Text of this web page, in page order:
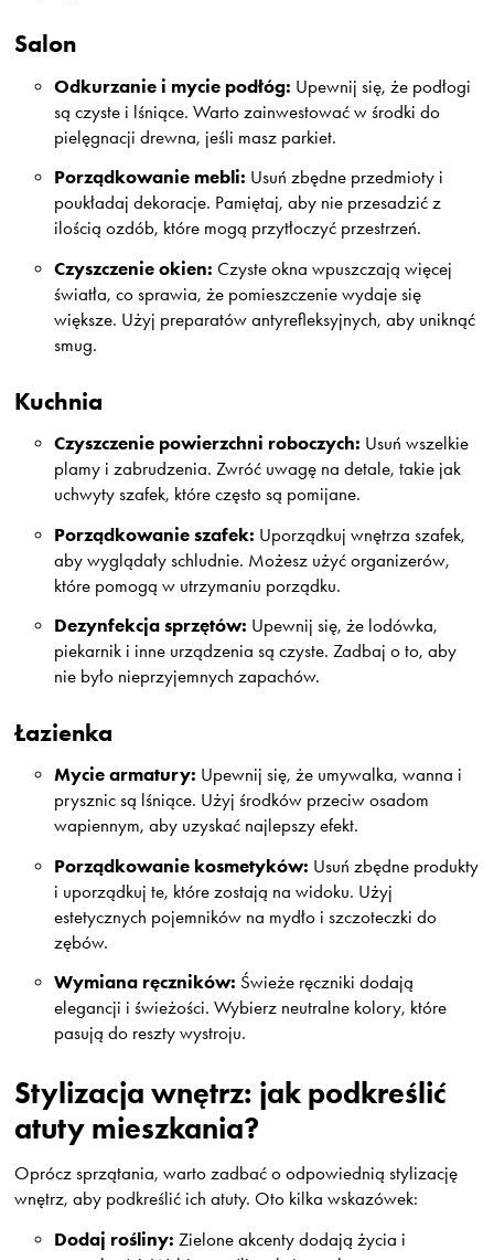
Salon
Odkurzanie i mycie podłóg: Upewnij się, że podłogi
są czyste i lśniące. Warto zainwestować w środki do
pielęgnacji drewna, jeśli masz parkiet.
Porządkowanie mebli: Usuń zbędne przedmioty i
poukładaj dekoracje. Pamiętaj, aby nie przesadzić z
ilością ozdób, które mogą przytłoczyć przestrzeń.
Czyszczenie okien: Czyste okna wpuszczają więcej
światła, co sprawia, że pomieszczenie wydaje się
większe. Użyj preparatów antyrefleksyjnych, aby uniknąć
smug.
Kuchnia
Czyszczenie powierzchni roboczych: Usuń wszelkie
plamy i zabrudzenia. Zwróć uwagę na detale, takie jak
uchwyty szafek, które często są pomijane.
Porządkowanie szafek: Uporządkuj wnętrza szafek,
aby wyglądały schludnie. Możesz użyć organizerów,
które pomogą w utrzymaniu porządku.
Dezynfekcja sprzętów: Upewnij się, że lodówka,
piekarnik i inne urządzenia są czyste. Zadbaj o to, aby
nie było nieprzyjemnych zapachów.
Łazienka
Mycie armatury: Upewnij się, że umywalka, wanna i
prysznic są lśniące. Użyj środków przeciw osadom
wapiennym, aby uzyskać najlepszy efekt.
Porządkowanie kosmetyków: Usuń zbędne produkty
i uporządkuj te, które zostają na widoku. Użyj
estetycznych pojemników na mydło i szczoteczki do
zębów.
Wymiana ręczników: Świeże ręczniki dodają
elegancji i świeżości. Wybierz neutralne kolory, które
pasują do reszty wystroju.
Stylizacja wnętrz: jak podkreślić
atuty mieszkania?
Oprócz sprzątania, warto zadbać o odpowiednią stylizację
wnętrz, aby podkreślić ich atuty. Oto kilka wskazówek:
Dodaj rośliny: Zielone akcenty dodają życia i